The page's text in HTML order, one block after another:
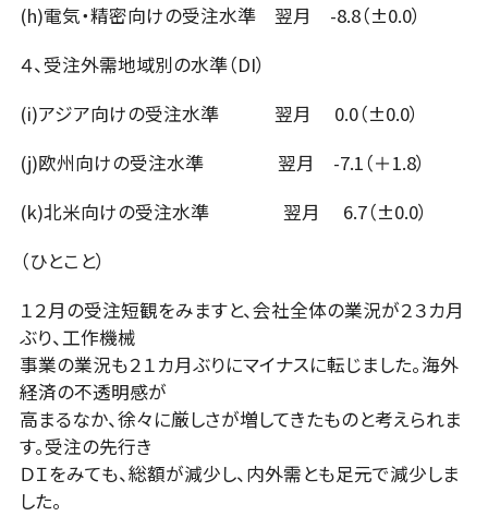
(h)電気・精密向けの受注水準 翌月 -8.8（±0.0）
４、受注外需地域別の水準（DI）
(i)アジア向けの受注水準 翌月 0.0（±0.0）
(j)欧州向けの受注水準 翌月 -7.1（＋1.8）
(k)北米向けの受注水準 翌月 6.7（±0.0）
（ひとこと）
１２月の受注短観をみますと、会社全体の業況が２３カ月
ぶり、工作機械
事業の業況も２１カ月ぶりにマイナスに転じました。海外
経済の不透明感が
高まるなか、徐々に厳しさが増してきたものと考えられま
す。受注の先行き
ＤＩをみても、総額が減少し、内外需とも足元で減少しま
した。